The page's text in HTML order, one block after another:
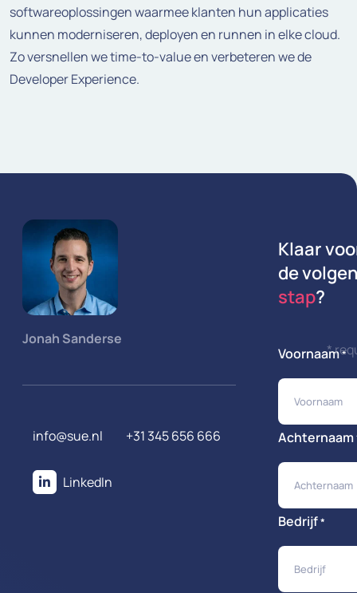
softwareoplossingen waarmee klanten hun applicaties
kunnen moderniseren, deployen en runnen in elke cloud.
Zo versnellen we time-to-value en verbeteren we de
Developer Experience.
Jonah Sanderse
info@sue.nl +31 345 656 666
LinkedIn
Klaar
de
stap?
*
Voornaam*
Achternaam
Bedrijf*